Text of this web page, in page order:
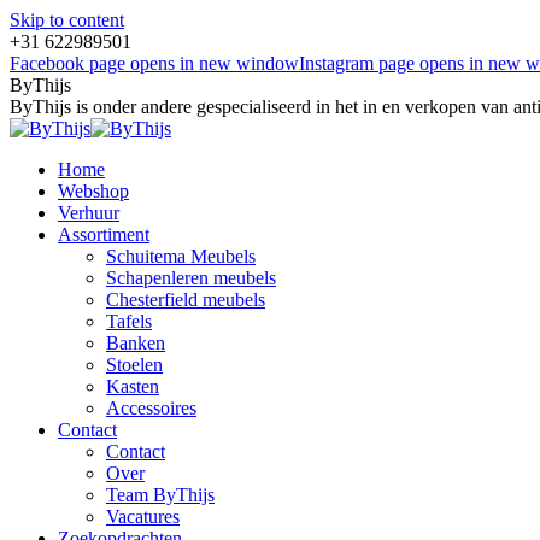
Skip to content
+31 622989501
Facebook page opens in new windowInstagram page opens in new
ByThijs
ByThijs is onder andere gespecialiseerd in het in en verkopen van
Home
Webshop
Verhuur
Assortiment
Schuitema Meubels
Schapenleren meubels
Chesterfield meubels
Tafels
Banken
Stoelen
Kasten
Accessoires
Contact
Contact
Over
Team ByThijs
Vacatures